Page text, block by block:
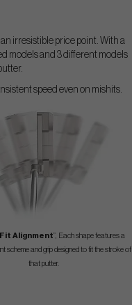
irresistible price point. With a
models and 3 different models
speed even on mishits.
Alignment”, Each shape features a
scheme and grip designed to fit the stroke of
that putter.